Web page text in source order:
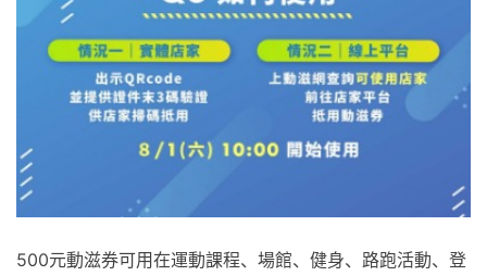
500元動滋券可用在運動課程、場館、健身、路跑活動、登